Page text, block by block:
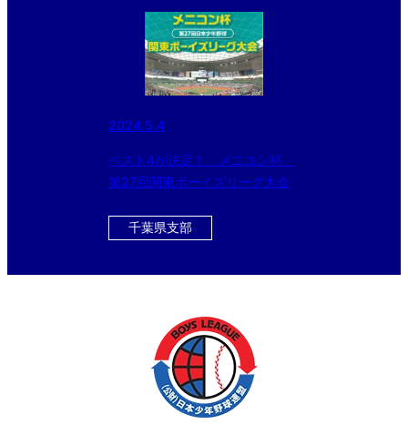
2024.5.4
ベスト4が決定！ メニコン杯
第27回関東ボーイズリーグ大会
千葉県支部